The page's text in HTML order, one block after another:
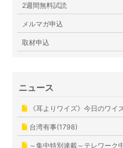
2週間無料試読
メルマガ申込
取材申込
ニュース
《耳よりワイズ》今日のワイ
台湾有事(1798)
～集中特別連載～テレワーク